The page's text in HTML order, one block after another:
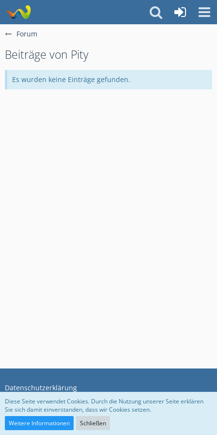
Forum
Beiträge von Pity
Es wurden keine Einträge gefunden.
Datenschutzerklärung
Community-Software:
Diese Seite verwendet Cookies. Durch die Nutzung unserer Seite erklären
Sie sich damit einverstanden, dass wir Cookies setzen.
Weitere Informationen
Schließen